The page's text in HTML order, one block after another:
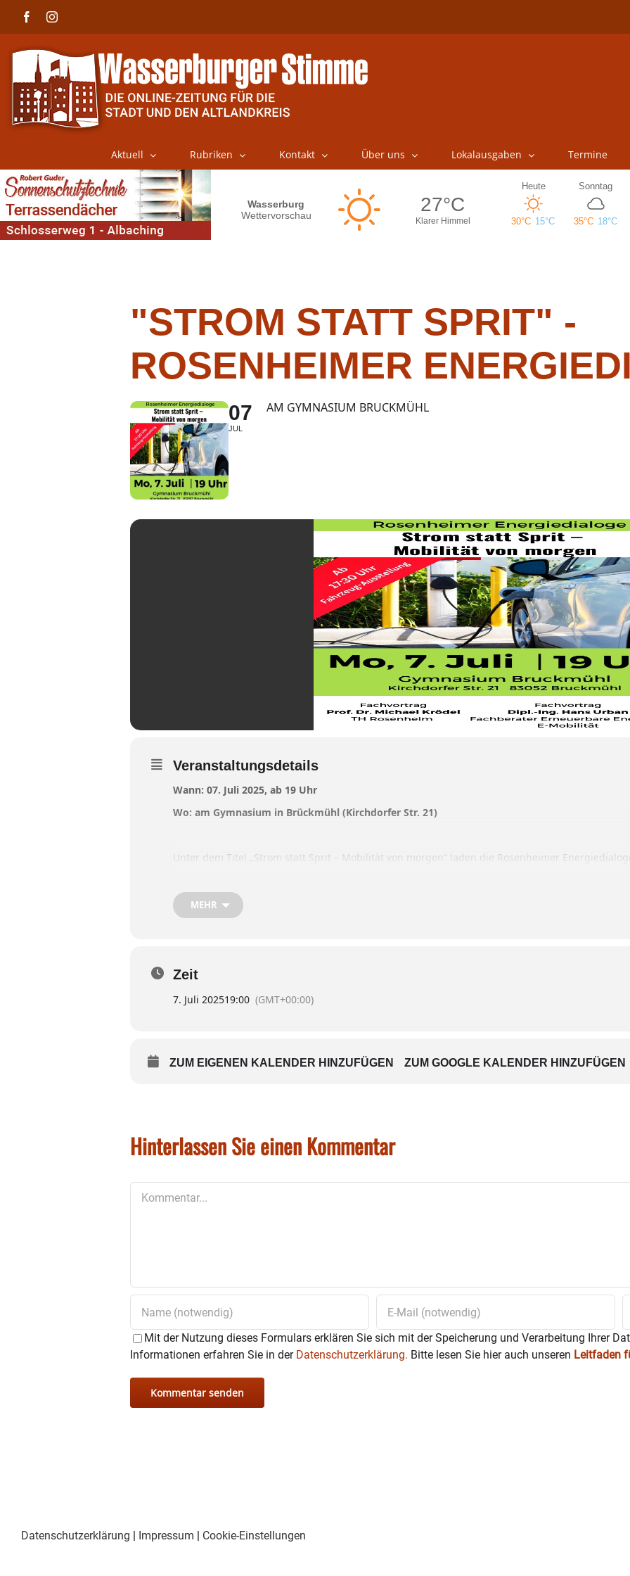
FacebookInstagram
Aktuell Rubriken Kontakt Über uns Lokalausgaben Termine
"STROM STATT SPRIT" -
ROSENHEIMER
07
JUL
AM GYMNASIUM BRUCKMÜHL
Veranstaltungsdetails
Wann: 07. Juli 2025, ab 19 Uhr
Wo: am Gymnasium in Brückmühl (Kirchdorfer Str. 21)
Unter dem Titel „Strom statt Sprit – Mobilität von morgen“ laden die Rosenheimer
dem Schulgebäude.
Alle interessierten Bürger sind eingeladen, der Eintritt ist frei.
Entwicklungen und Möglichkeiten der Elektromobilität.
umweltfreundlich und nachhaltig zu sein.
MEHR
Zeit
7. Juli 202519:00 (GMT+00:00)
ZUM EIGENEN KALENDER HINZUFÜGEN ZUM GOOGLE KALENDER HINZUFÜGEN
Hinterlassen Sie einen Kommentar
Mit der Nutzung dieses Formulars erklären Sie sich mit der Speicherung und Verarbeitung Ihrer
Informationen erfahren Sie in der Datenschutzerklärung. Bitte lesen Sie hier auch unseren Leitfaden
Datenschutzerklärung | Impressum | Cookie-Einstellungen